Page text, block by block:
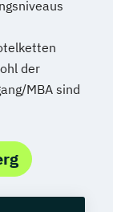
der
MBA sind